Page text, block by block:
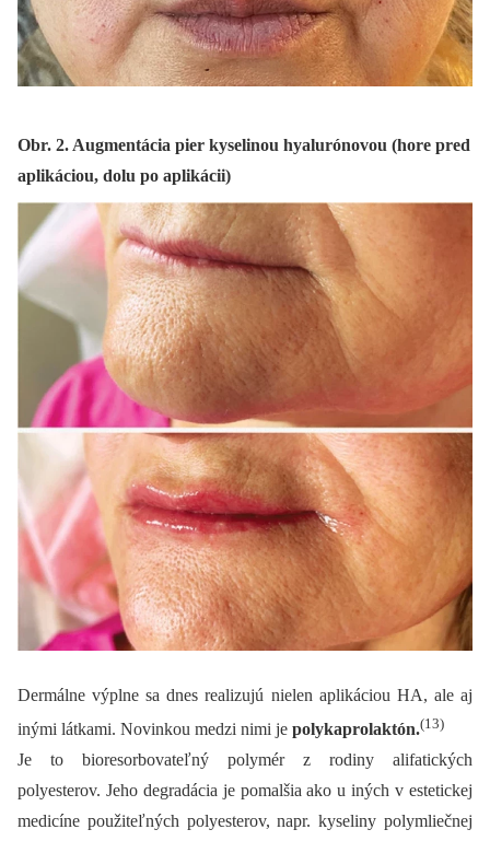
Obr. 2. Augmentácia pier kyselinou hyalurónovou (hore pred
aplikáciou, dolu po aplikácii)
Dermálne výplne sa dnes realizujú nielen aplikáciou HA, ale aj
inými látkami. Novinkou medzi nimi je polykaprolaktón.(13)
Je to bioresorbovateľný polymér z rodiny alifatických
polyesterov. Jeho degradácia je pomalšia ako u iných v estetickej
medicíne použiteľných polyesterov, napr. kyseliny polymliečnej